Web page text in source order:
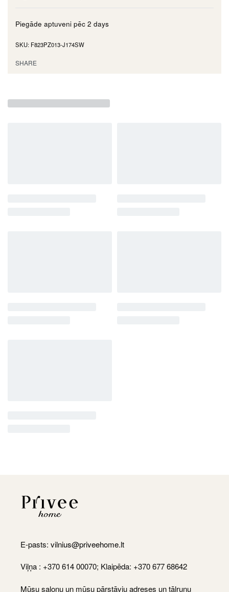
Piegāde aptuveni pēc 2 days
F823PZ013-J174SW
SHARE
E-pasts: vilnius@priveehome.lt
Viļņa : +370 614 00070; Klaipēda: +370 677 68642
Mūsu salonu un mūsu pārstāvju adreses un tālruņu